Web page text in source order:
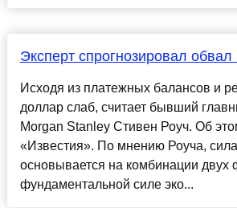
Эксперт спрогнозировал
Исходя из платежных балансов и
доллар слаб, считает бывший
Morgan Stanley Стивен Роуч. Об
«Известия». По мнению Роуча,
основывается на комбинации двух
фундаментальной силе эко...